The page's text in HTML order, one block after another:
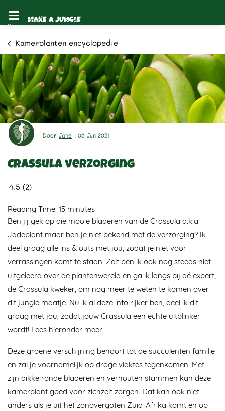
Door Jane . 08 Jun 2021
Crassula verzorging
4.5 (2)
Reading Time: 15 minutes
Ben jij gek op die mooie bladeren van de Crassula a.k.a
Jadeplant maar ben je niet bekend met de verzorging? Ik
deel graag alle ins & outs met jou, zodat je niet voor
verrassingen komt te staan! Zelf ben ik ook nog steeds niet
uitgeleerd over de plantenwereld en ga ik langs bij dé expert,
de Crassula kweker, om nog meer te weten te komen over
dit jungle maatje. Nu ik al deze info rijker ben, deel ik dit
graag met jou, zodat jouw Crassula een echte uitblinker
wordt! Lees hieronder meer!
Deze groene verschijning behoort tot de succulenten familie
en zal je voornamelijk op droge vlaktes tegenkomen. Met
zijn dikke ronde bladeren en verhouten stammen kan deze
kamerplant goed voor zichzelf zorgen. Dat kan ook niet
anders als je uit het zonovergoten Zuid-Afrika komt en op
Kamerplanten encyclopedie